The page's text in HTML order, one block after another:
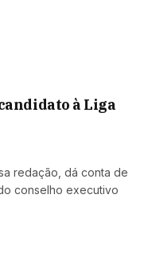
à Liga
redação, dá conta de
conselho executivo